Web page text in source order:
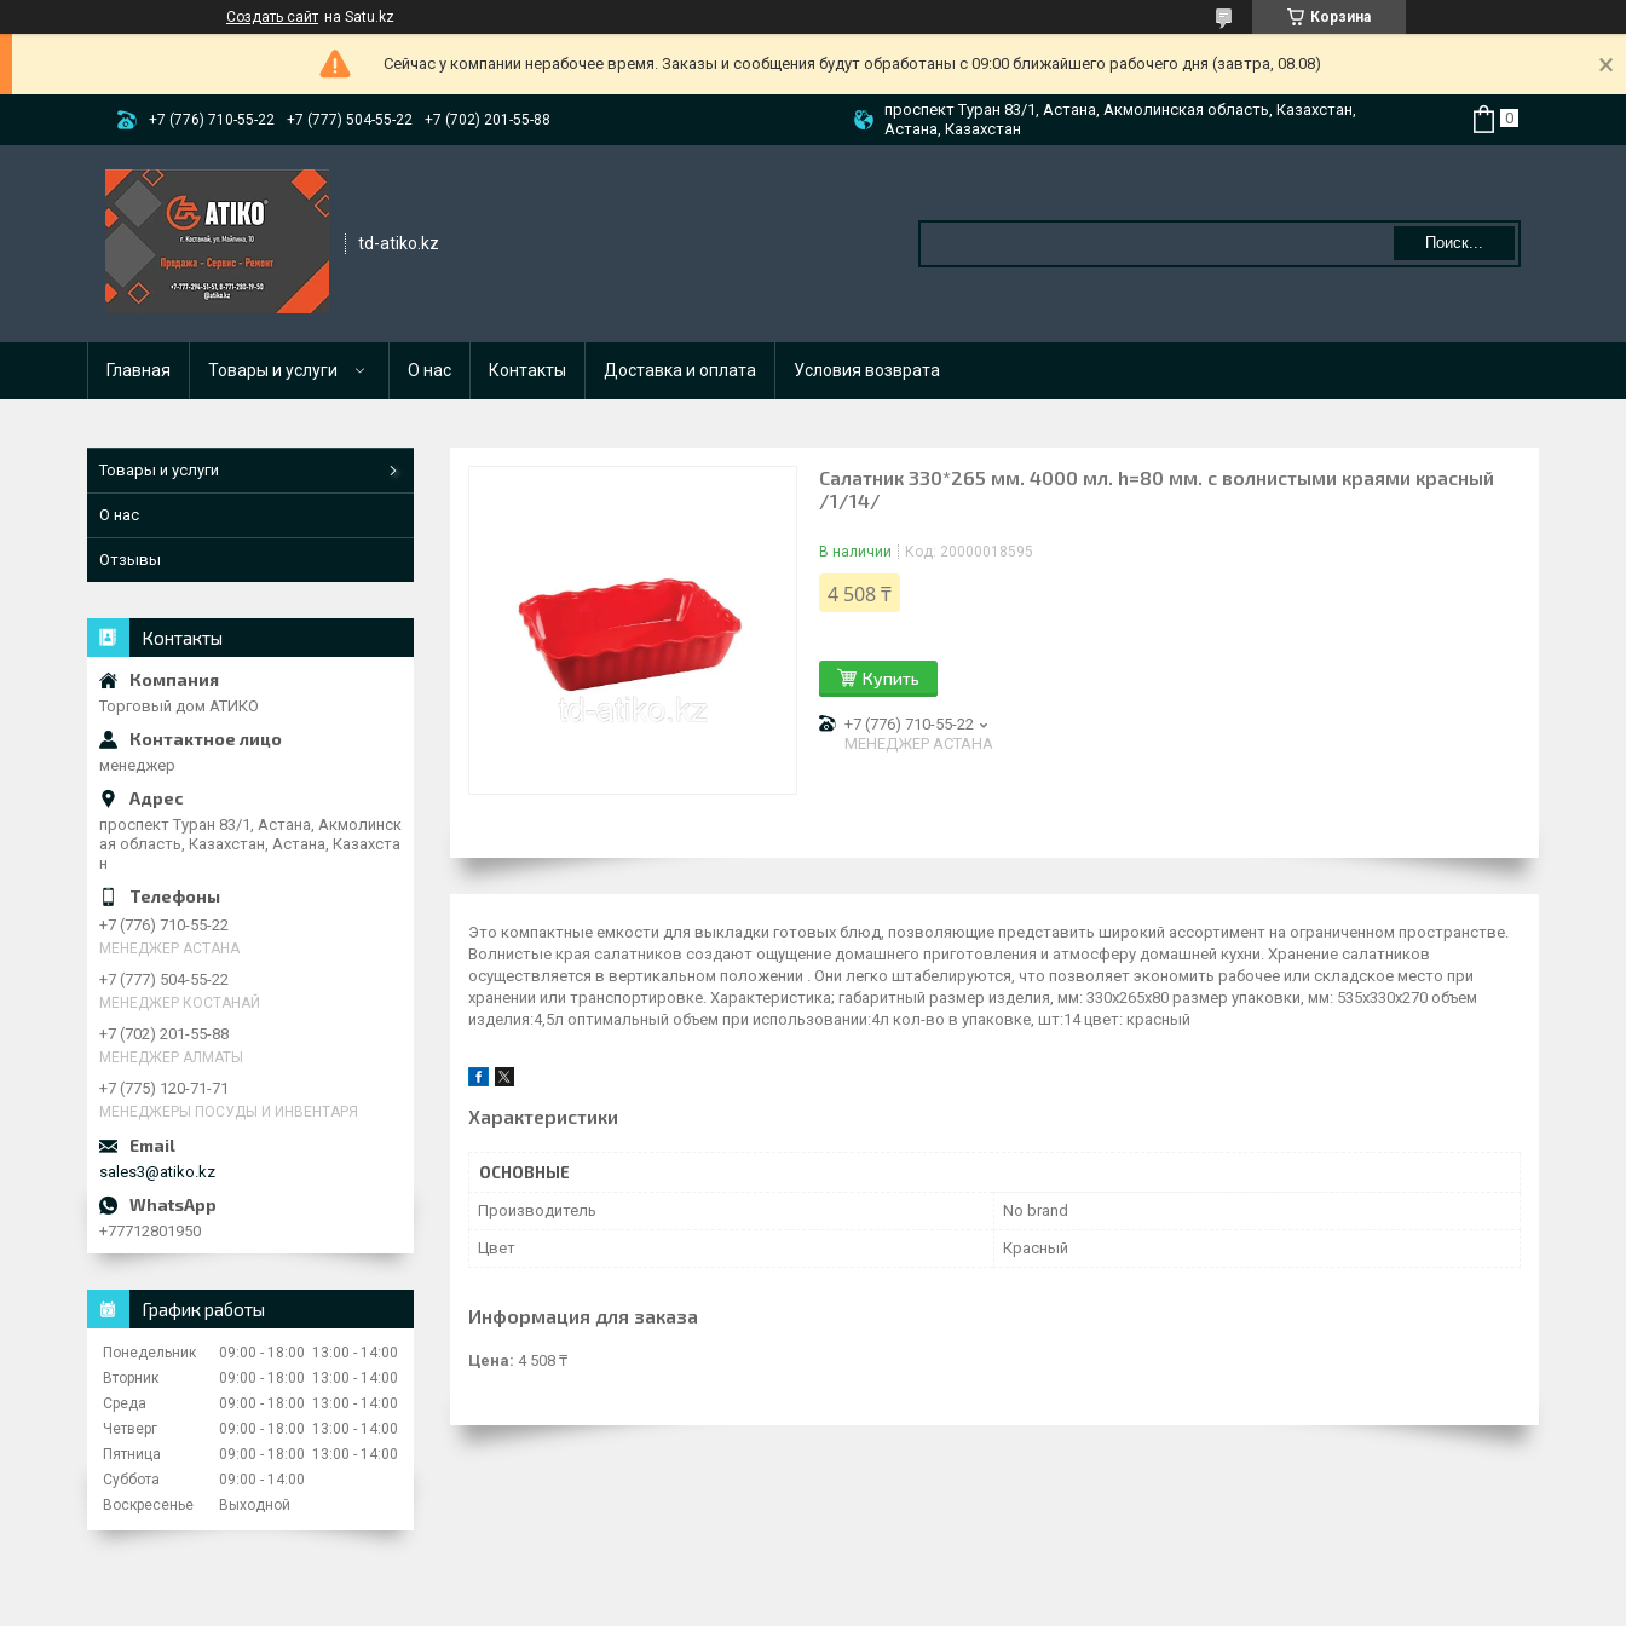
Создать сайт на Satu.kz Корзина
Сейчас у компании нерабочее время. Заказы и сообщения будут обработаны с 09:00 ближайшего рабочего дня (завтра, 08.08)
+7 (776) 710-55-22 +7 (777) 504-55-22 +7 (702) 201-55-88
проспект Туран 83/1, Астана, Акмолинская область, Казахстан,
Астана, Казахстан
td-atiko.kz Поиск...
Главная Товары и услуги О нас Контакты Доставка и оплата Условия возврата
Салатник 330*265 мм. 4000 мл. h=80 мм. с волнистыми краями красный
/1/14/
В наличии Код: 20000018595
4 508 ₸
Купить
+7 (776) 710-55-22
МЕНЕДЖЕР АСТАНА
Это компактные емкости для выкладки готовых блюд, позволяющие представить широкий ассортимент на ограниченном пространстве.
Волнистые края салатников создают ощущение домашнего приготовления и атмосферу домашней кухни. Хранение салатников
осуществляется в вертикальном положении . Они легко штабелируются, что позволяет экономить рабочее или складское место при
хранении или транспортировке. Характеристика; габаритный размер изделия, мм: 330x265x80 размер упаковки, мм: 535х330х270 объем
изделия:4,5л оптимальный объем при использовании:4л кол-во в упаковке, шт:14 цвет: красный
Характеристики
ОСНОВНЫЕ
Производитель No brand
Цвет Красный
Информация для заказа
Цена: 4 508 ₸
Товары и услуги
О нас
Отзывы
Контакты
Торговый дом АТИКО
менеджер
проспект Туран 83/1, Астана, Акмолинск
ая область, Казахстан, Астана, Казахста
н
+7 (776) 710-55-22
МЕНЕДЖЕР АСТАНА
+7 (777) 504-55-22
МЕНЕДЖЕР КОСТАНАЙ
+7 (702) 201-55-88
МЕНЕДЖЕР АЛМАТЫ
+7 (775) 120-71-71
МЕНЕДЖЕРЫ ПОСУДЫ И ИНВЕНТАРЯ
sales3@atiko.kz
+77712801950
График работы
Понедельник 09:00 18:00 13:00
14:00
Вторник
09:00 18:00 13:00
14:00
Среда
09:00 18:00 13:00
14:00
Четверг
09:00 18:00 13:00
14:00
Пятница
09:00 18:00 13:00
14:00
Суббота
09:00
14:00
Воскресенье
Выходной